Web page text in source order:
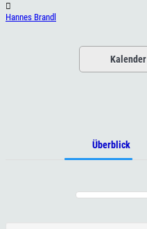
Hannes Brandl
Kalender
Überblick